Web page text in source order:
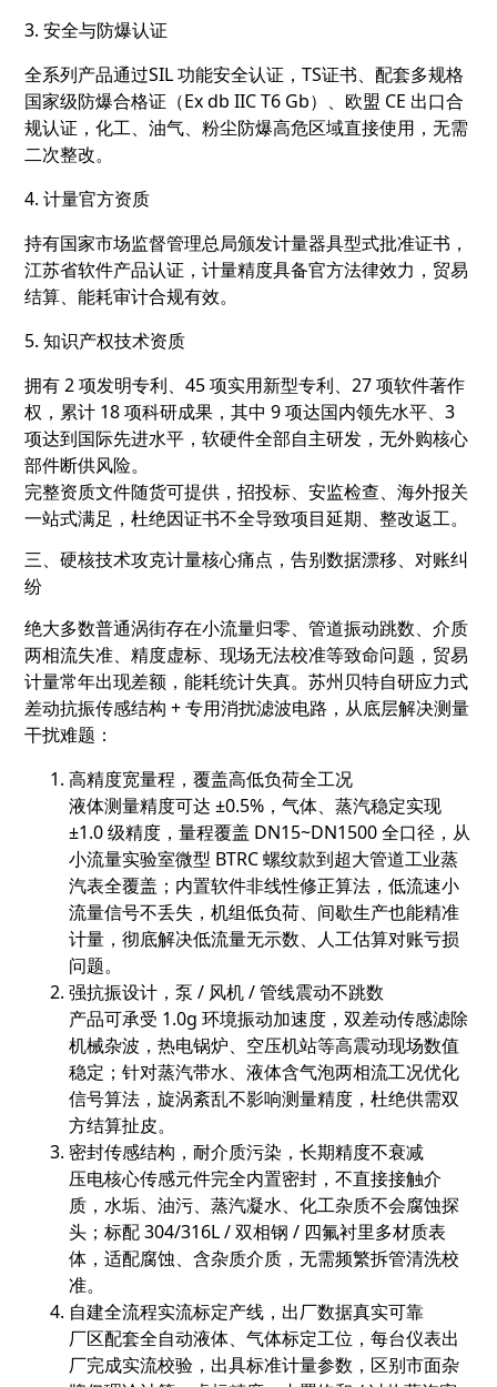
3. 安全与防爆认证
全系列产品通过SIL 功能安全认证 ，TS证书、配套多规格
国家级防爆合格证（Ex db IIC T6 Gb）、欧盟 CE 出口合
规认证，化工、油气、粉尘防爆高危区域直接使用，无需
二次整改。
4. 计量官方资质
持有国家市场监督管理总局颁发计量器具型式批准证书 ，
江苏省软件产品认证，计量精度具备官方法律效力，贸易
结算、能耗审计合规有效。
5. 知识产权技术资质
拥有 2 项发明专利、45 项实用新型专利、27 项软件著作
权，累计 18 项科研成果，其中 9 项达国内领先水平、3
项达到国际先进水平，软硬件全部自主研发，无外购核心
部件断供风险。
完整资质文件随货可提供，招投标、安监检查、海外报关
一站式满足，杜绝因证书不全导致项目延期、整改返工。
三、硬核技术攻克计量核心痛点，告别数据漂移、对账纠
纷
绝大多数普通涡街存在小流量归零、管道振动跳数、介质
两相流失准、精度虚标、现场无法校准等致命问题，贸易
计量常年出现差额，能耗统计失真。苏州贝特自研应力式
差动抗振传感结构 + 专用消扰滤波电路 ，从底层解决测量
干扰难题：
高精度宽量程，覆盖高低负荷全工况
液体测量精度可达 ±0.5%，气体、蒸汽稳定实现
±1.0 级精度，量程覆盖 DN15~DN1500 全口径，从
小流量实验室微型 BTRC 螺纹款到超大管道工业蒸
汽表全覆盖；内置软件非线性修正算法，低流速小
流量信号不丢失，机组低负荷、间歇生产也能精准
计量，彻底解决低流量无示数、人工估算对账亏损
问题。
强抗振设计，泵 / 风机 / 管线震动不跳数
产品可承受 1.0g 环境振动加速度，双差动传感滤除
机械杂波，热电锅炉、空压机站等高震动现场数值
稳定；针对蒸汽带水、液体含气泡两相流工况优化
信号算法，旋涡紊乱不影响测量精度，杜绝供需双
方结算扯皮。
密封传感结构，耐介质污染，长期精度不衰减
压电核心传感元件完全内置密封，不直接接触介
质，水垢、油污、蒸汽凝水、化工杂质不会腐蚀探
头；标配 304/316L / 双相钢 / 四氟衬里多材质表
体，适配腐蚀、含杂质介质，无需频繁拆管清洗校
准。
自建全流程实流标定产线，出厂数据真实可靠
厂区配套全自动液体、气体标定工位，每台仪表出
厂完成实流校验，出具标准计量参数，区别市面杂